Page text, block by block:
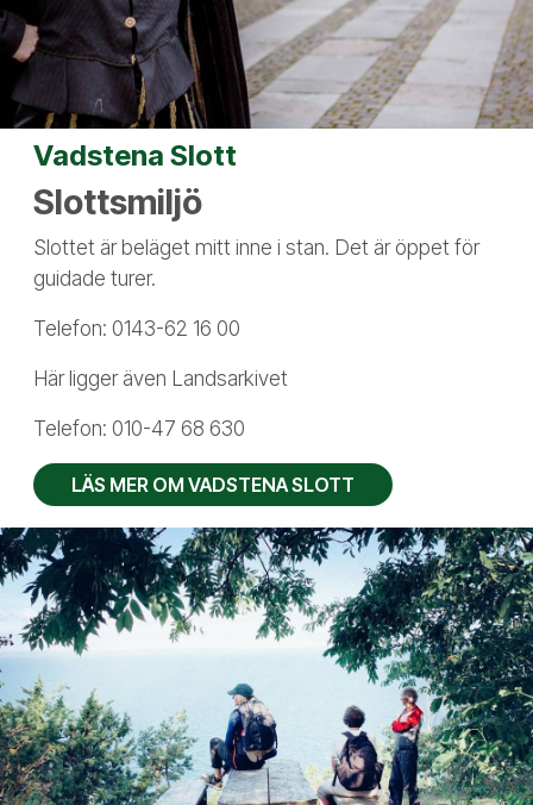
Vadstena Slott
Slottsmiljö
Slottet är beläget mitt inne i stan. Det är öppet för
guidade turer.
Telefon: 0143-62 16 00
Här ligger även Landsarkivet
Telefon: 010-47 68 630
LÄS MER OM VADSTENA SLOTT